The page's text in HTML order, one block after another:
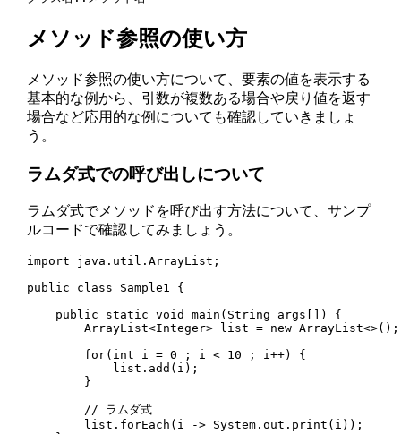
メソッド参照の使い方
メソッド参照の使い方について、要素の値を表示する
基本的な例から、引数が複数ある場合や戻り値を返す
場合など応用的な例についても確認していきましょ
う。
ラムダ式での呼び出しについて
ラムダ式でメソッドを呼び出す方法について、サンプ
ルコードで確認してみましょう。
import java.util.ArrayList;
public class Sample1 {
    public static void main(String args[]) {
        ArrayList<Integer> list = new ArrayList<>();
        for(int i = 0 ; i < 10 ; i++) {
            list.add(i);
        }
        // ラムダ式
        list.forEach(i -> System.out.print(i));